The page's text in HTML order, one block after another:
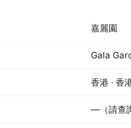
嘉麗園
Gala
香港 · 香
—（請查